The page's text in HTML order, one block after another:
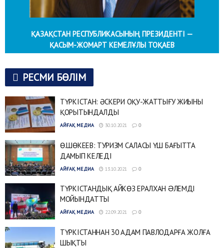
ҚАЗАҚСТАН РЕСПУБЛИКАСЫНЫҢ ПРЕЗИДЕНТІ —
ҚАСЫМ-ЖОМАРТ КЕМЕЛҰЛЫ ТОҚАЕВ
РЕСМИ БӨЛІМ
ТҮРКІСТАН: ӘСКЕРИ ОҚУ-ЖАТТЫҒУ ЖИЫНЫ
ҚОРЫТЫНДАЛДЫ
АЙҒАҚ МЕДИА 30.10.2021 0
Ө.ШӨКЕЕВ: ТУРИЗМ САЛАСЫ ҮШ БАҒЫТТА
ДАМЫП КЕЛЕДІ
АЙҒАҚ МЕДИА 13.10.2021 0
ТҮРКІСТАНДЫҚ АЙКӨЗ ЕРАЛХАН ƏЛЕМДІ
МОЙЫНДАТТЫ
АЙҒАҚ МЕДИА 22.09.2021 0
ТҮРКІСТАННАН 30 АДАМ ПАВЛОДАРҒА ЖОЛҒА
ШЫҚТЫ